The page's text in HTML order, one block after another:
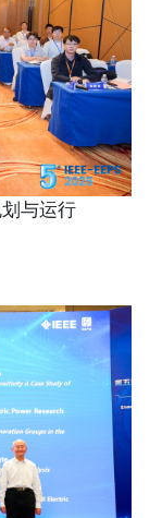
与运行